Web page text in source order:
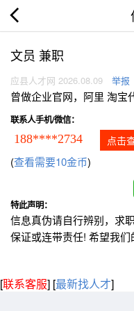
文员 兼职
应县人才网 2026.08.09 举报
曾做企业官网，阿里 淘宝
联系人手机/微信：
188****2734 点击
(查看需要10金币)
特此声明：
信息真伪请自行辨别，求
保证或连带责任! 希望我们
[联系客服] [最新找人才]